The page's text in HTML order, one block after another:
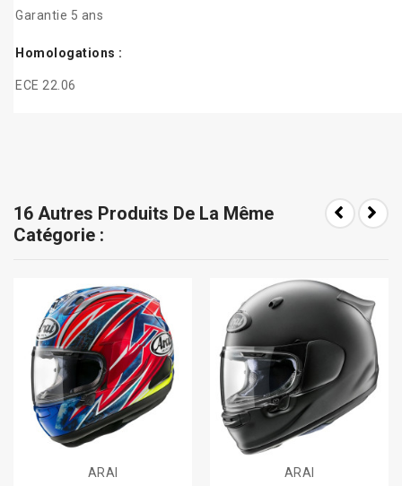
Garantie 5 ans
Homologations :
ECE 22.06
16 Autres Produits De La Même
Catégorie :
ARAI
ARAI